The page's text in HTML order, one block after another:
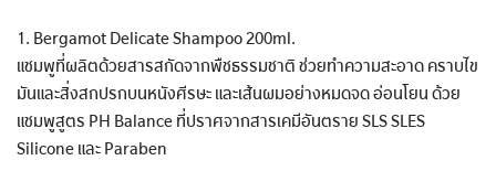
1. Bergamot Delicate Shampoo 200ml.
แชมพูที่ผลิตด้วยสารสกัดจากพืชธรรมชาติ ช่วยทำความสะอาด คราบไข
มันและสิ่งสกปรกบนหนังศีรษะ และเส้นผมอย่างหมดจด อ่อนโยน ด้วย
แชมพูสูตร PH Balance ที่ปราศจากสารเคมีอันตราย SLS SLES
Silicone และ Paraben